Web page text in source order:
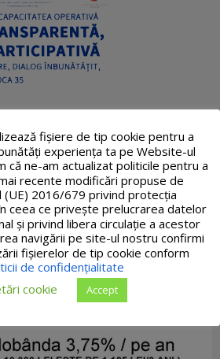
fişiere de tip cookie pentru a
experiența ta pe Website-ul
că ne-am actualizat politicile pentru a
recente modificări propuse de
(UE) 2016/679 privind protecția
ceea ce privește prelucrarea datelor
și privind libera circulație a acestor
navigării pe site-ul nostru confirmi
fişierelor de tip cookie conform
de confidențialitate
cookie
Accept